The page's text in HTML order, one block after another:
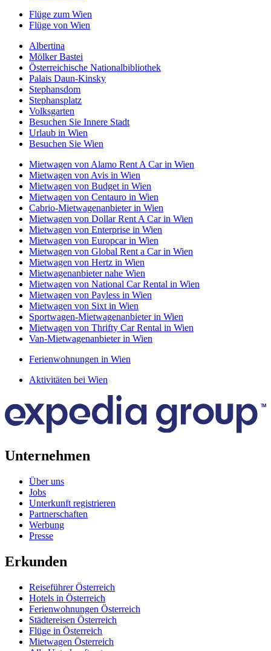
Flüge zum Wien
Flüge von Wien
Albertina
Mölker Bastei
Österreichische Nationalbibliothek
Palais Daun-Kinsky
Stephansdom
Stephansplatz
Volksgarten
Besuchen Sie Innere Stadt
Urlaub in Wien
Besuchen Sie Wien
Mietwagen von Alamo Rent A Car in Wien
Mietwagen von Avis in Wien
Mietwagen von Budget in Wien
Mietwagen von Centauro in Wien
Cabrio-Mietwagenanbieter in Wien
Mietwagen von Dollar Rent A Car in Wien
Mietwagen von Enterprise in Wien
Mietwagen von Europcar in Wien
Mietwagen von Global Rent a Car in Wien
Mietwagen von Hertz in Wien
Mietwagenanbieter nahe Wien
Mietwagen von National Car Rental in Wien
Mietwagen von Payless in Wien
Mietwagen von Sixt in Wien
Sportwagen-Mietwagenanbieter in Wien
Mietwagen von Thrifty Car Rental in Wien
Van-Mietwagenanbieter in Wien
Ferienwohnungen in Wien
Aktivitäten bei Wien
Unternehmen
Über uns
Jobs
Unterkunft registrieren
Partnerschaften
Werbung
Presse
Erkunden
Reiseführer Österreich
Hotels in Österreich
Ferienwohnungen Österreich
Städtereisen Österreich
Flüge in Österreich
Mietwagen Österreich